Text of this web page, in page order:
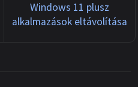
Windows 11 plusz
alkalmazások eltávolítása